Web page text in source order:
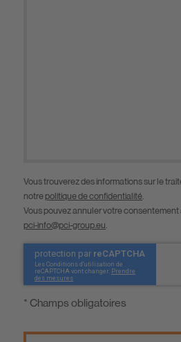
Vous trouverez des informations sur le
notre politique de confidentialité.
Vous pouvez annuler votre
pci-info@pci-group.eu.
* Champs obligatoires